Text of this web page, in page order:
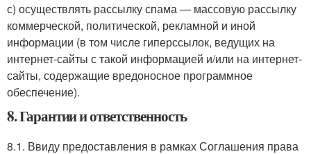
с) осуществлять рассылку спама — массовую рассылку
коммерческой, политической, рекламной и иной
информации (в том числе гиперссылок, ведущих на
интернет-сайты с такой информацией и/или на интернет-
сайты, содержащие вредоносное программное
обеспечение).
8. Гарантии и ответственность
8.1. Ввиду предоставления в рамках Соглашения права